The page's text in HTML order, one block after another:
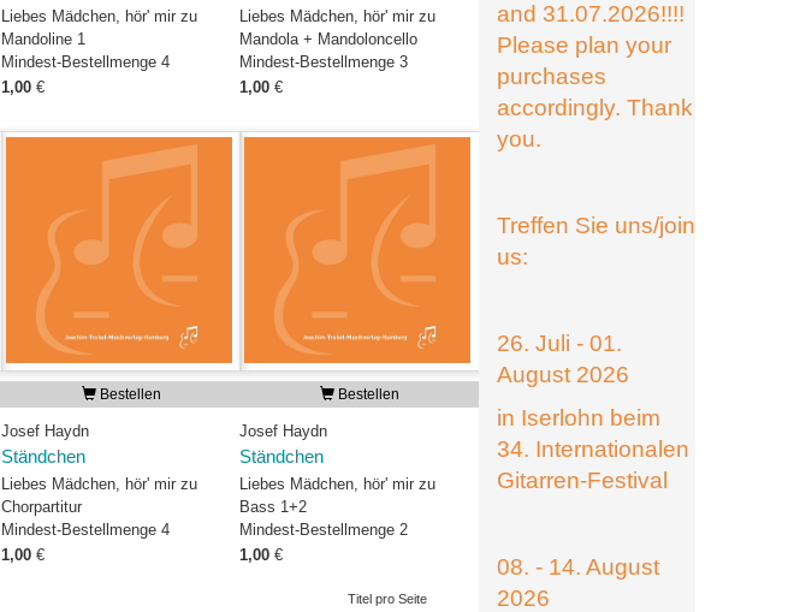
Liebes Mädchen, hör' mir zu
Mandoline 1
Mindest-Bestellmenge 4
1,00 €
Liebes Mädchen, hör' mir zu
Mandola + Mandoloncello
Mindest-Bestellmenge 3
1,00€
Bestellen
Josef Haydn
Ständchen
Liebes Mädchen, hör' mir zu
Chorpartitur
Mindest-Bestellmenge 4
1,00 €
Bestellen
Josef Haydn
Ständchen
Liebes Mädchen, hör' mir zu
Bass 1+2
Mindest-Bestellmenge 2
1,00€
Titel pro Seite
and 31.07.2026!!!!
Please plan your
purchases
accordingly. Thank
you.
Treffen Sie uns/join
us:
26. Juli - 01.
August 2026
in Iserlohn beim
34. Internationalen
Gitarren-Festival
08. - 14. August
2026